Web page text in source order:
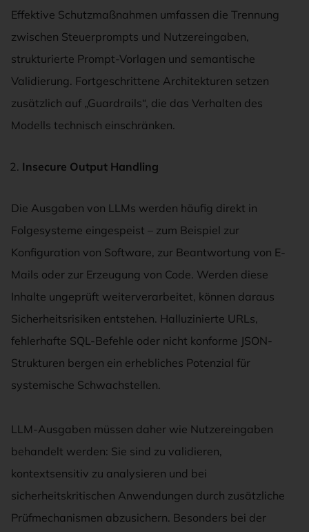
Effektive Schutzmaßnahmen umfassen die Trennung
zwischen Steuerprompts und Nutzereingaben,
strukturierte Prompt-Vorlagen und semantische
Validierung. Fortgeschrittene Architekturen setzen
zusätzlich auf „Guardrails“, die das Verhalten des
Modells technisch einschränken.
Insecure Output Handling
Die Ausgaben von LLMs werden häufig direkt in
Folgesysteme eingespeist – zum Beispiel zur
Konfiguration von Software, zur Beantwortung von E-
Mails oder zur Erzeugung von Code. Werden diese
Inhalte ungeprüft weiterverarbeitet, können daraus
Sicherheitsrisiken entstehen. Halluzinierte URLs,
fehlerhafte SQL-Befehle oder nicht konforme JSON-
Strukturen bergen ein erhebliches Potenzial für
systemische Schwachstellen.
LLM-Ausgaben müssen daher wie Nutzereingaben
behandelt werden: Sie sind zu validieren,
kontextsensitiv zu analysieren und bei
sicherheitskritischen Anwendungen durch zusätzliche
Prüfmechanismen abzusichern. Besonders bei der